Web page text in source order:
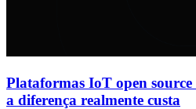
Plataformas IoT open
a diferença realmente custa